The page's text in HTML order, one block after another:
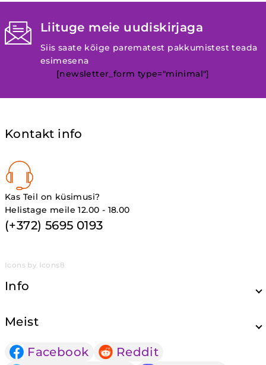
Liituge meie uudiskirjaga
Siis saate kõige parematest pakkumistest teada
esimesena
[newsletter_form type="minimal"]
Kontakt info
Kas Teil on küsimusi?
Helistage meile 12.00 - 18.00
(+372) 5695 0193
Icons by Icons8
Info
Meist
Facebook
Reddit